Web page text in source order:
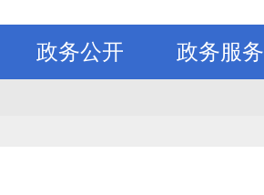
政务公开 政务服务